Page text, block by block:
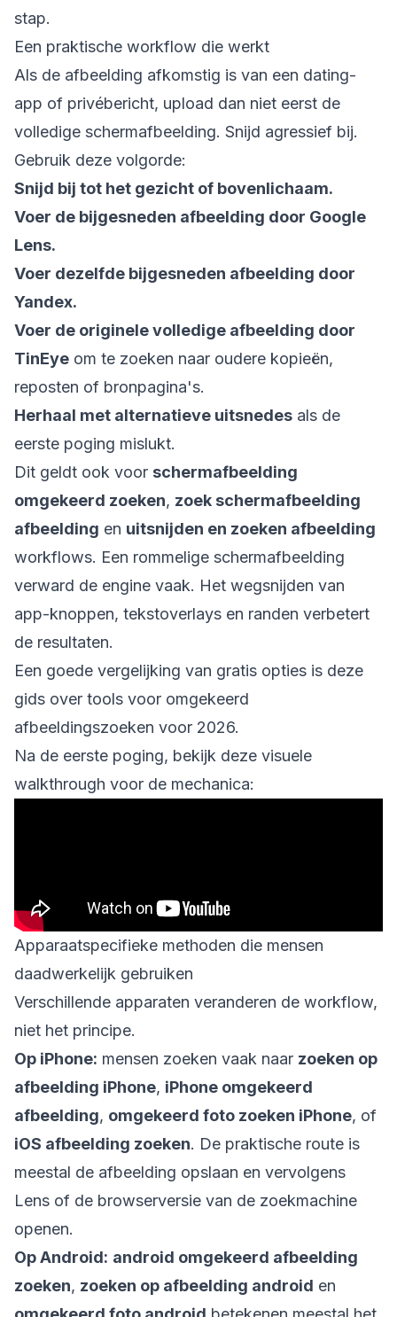
stap.
Een praktische workflow die werkt
Als de afbeelding afkomstig is van een dating-
app of privébericht, upload dan niet eerst de
volledige schermafbeelding. Snijd agressief bij.
Gebruik deze volgorde:
Snijd bij tot het gezicht of bovenlichaam.
Voer de bijgesneden afbeelding door Google
Lens.
Voer dezelfde bijgesneden afbeelding door
Yandex.
Voer de originele volledige afbeelding door
TinEye om te zoeken naar oudere kopieën,
reposten of bronpagina's.
Herhaal met alternatieve uitsnedes als de
eerste poging mislukt.
Dit geldt ook voor schermafbeelding
omgekeerd zoeken, zoek schermafbeelding
afbeelding en uitsnijden en zoeken afbeelding
workflows. Een rommelige schermafbeelding
verward de engine vaak. Het wegsnijden van
app-knoppen, tekstoverlays en randen verbetert
de resultaten.
Een goede vergelijking van gratis opties is deze
gids over tools voor omgekeerd
afbeeldingszoeken voor 2026.
Na de eerste poging, bekijk deze visuele
walkthrough voor de mechanica:
Apparaatspecifieke methoden die mensen
daadwerkelijk gebruiken
Verschillende apparaten veranderen de workflow,
niet het principe.
Op iPhone: mensen zoeken vaak naar zoeken op
afbeelding iPhone, iPhone omgekeerd
afbeelding, omgekeerd foto zoeken iPhone, of
iOS afbeelding zoeken. De praktische route is
meestal de afbeelding opslaan en vervolgens
Lens of de browserversie van de zoekmachine
openen.
Op Android: android omgekeerd afbeelding
zoeken, zoeken op afbeelding android en